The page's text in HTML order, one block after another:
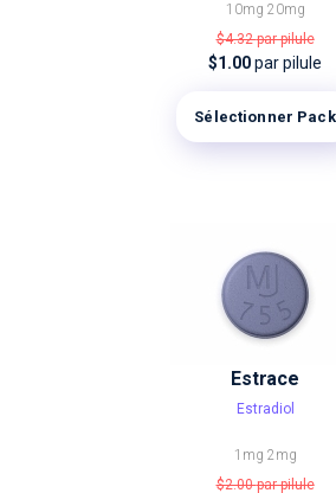
10mg 20mg
$4.32par pilule
$1.00par pilule
Sélectionner Pack
Estrace
Estradiol
1mg 2mg
$2.00par pilule